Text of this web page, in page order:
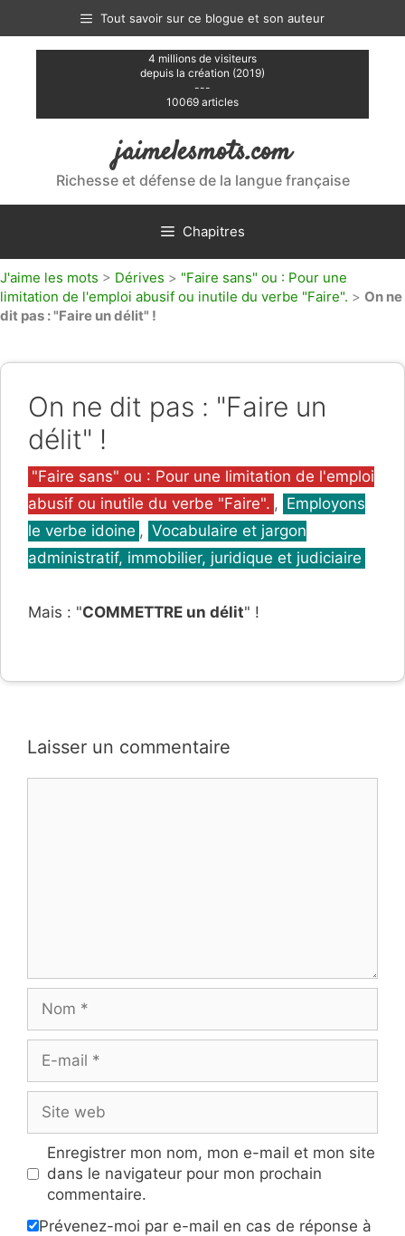
contenu
Tout savoir sur ce blogue et son auteur
4 millions de visiteurs
depuis la création (2019)
---
10069 articles
jaimelesmots.com
Richesse et défense de la langue française
Chapitres
J'aime les mots > Dérives > "Faire sans" ou : Pour une
limitation de l'emploi abusif ou inutile du verbe "Faire". > On ne
dit pas : "Faire un délit" !
On ne dit pas : "Faire un
délit" !
Catégories
"Faire sans" ou : Pour une limitation de l'emploi
abusif ou inutile du verbe "Faire". , Employons
le verbe idoine , Vocabulaire et jargon
administratif, immobilier, juridique et judiciaire
Mais : "COMMETTRE un délit" !
Laisser un commentaire
mail
web
Enregistrer mon nom, mon e-mail et mon site
dans le navigateur pour mon prochain
commentaire.
Prévenez-moi par e-mail en cas de réponse à